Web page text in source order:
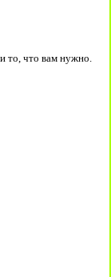
то, что вам нужно.